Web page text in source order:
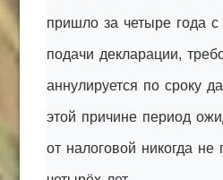
пришло за четыре года
подачи декларации,
аннулируется по сроку
этой причине период
от налоговой никогда